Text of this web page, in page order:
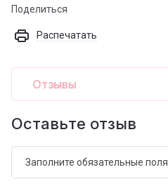
Поделиться
Распечатать
Отзывы
Оставьте отзыв
Заполните обязательные поля